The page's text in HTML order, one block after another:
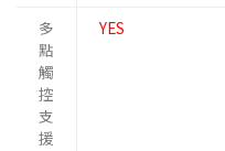
多
點
觸
控
支
援
YES